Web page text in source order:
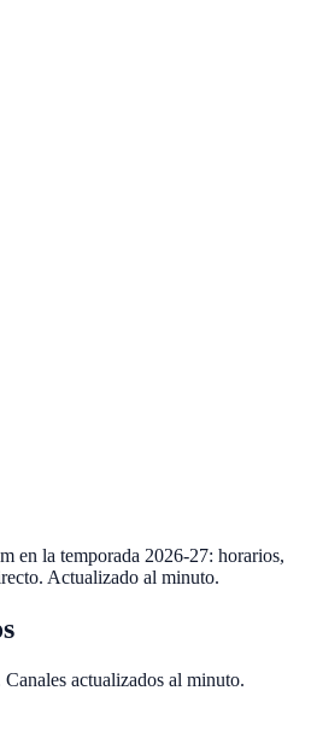
en la temporada 2026-27: horarios,
Actualizado al minuto.
actualizados al minuto.